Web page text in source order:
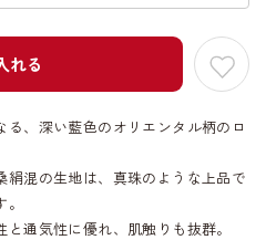
れる
、深い藍色のオリエンタル柄のロ
混の生地は、真珠のような上品で
通気性に優れ、肌触りも抜群。